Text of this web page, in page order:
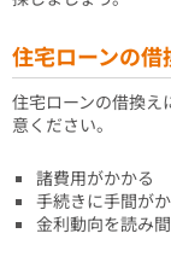
住宅ローンの借
住宅ローンの借換え
意ください。
諸費用がかかる
手続きに手間が
金利動向を読み